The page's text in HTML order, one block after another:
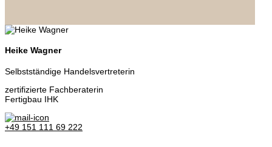
Heike Wagner
Selbstständige Handelsvertreterin
zertifizierte Fachberaterin
Fertigbau IHK
+49 151 111 69 222